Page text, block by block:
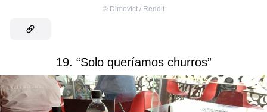
© Dimovict / Reddit
19. “Solo queríamos churros”